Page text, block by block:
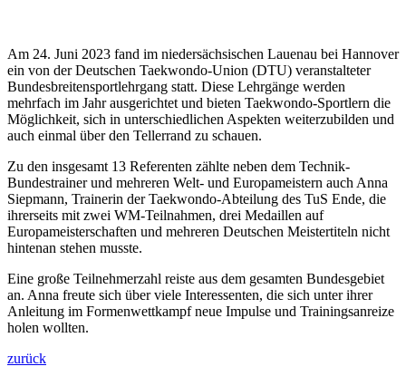
Am 24. Juni 2023 fand im niedersächsischen Lauenau bei Hannover
ein von der Deutschen Taekwondo-Union (DTU) veranstalteter
Bundesbreitensportlehrgang statt. Diese Lehrgänge werden
mehrfach im Jahr ausgerichtet und bieten Taekwondo-Sportlern die
Möglichkeit, sich in unterschiedlichen Aspekten weiterzubilden und
auch einmal über den Tellerrand zu schauen.
Zu den insgesamt 13 Referenten zählte neben dem Technik-
Bundestrainer und mehreren Welt- und Europameistern auch Anna
Siepmann, Trainerin der Taekwondo-Abteilung des TuS Ende, die
ihrerseits mit zwei WM-Teilnahmen, drei Medaillen auf
Europameisterschaften und mehreren Deutschen Meistertiteln nicht
hintenan stehen musste.
Eine große Teilnehmerzahl reiste aus dem gesamten Bundesgebiet
an. Anna freute sich über viele Interessenten, die sich unter ihrer
Anleitung im Formenwettkampf neue Impulse und Trainingsanreize
holen wollten.
zurück